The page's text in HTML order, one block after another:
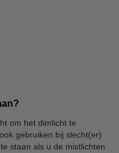
om het dimlicht te
gebruiken bij slecht(er)
staan als u de mistlichten